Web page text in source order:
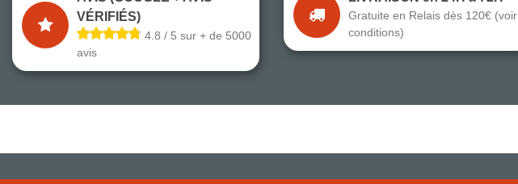
VÉRIFIÉS)
4.8 / 5 sur + de 5000
avis
Gratuite en Relais dès 120€ (voir
conditions)